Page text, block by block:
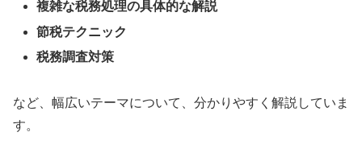
複雑な税務処理の具体的な解説
節税テクニック
税務調査対策
など、幅広いテーマについて、分かりやすく解説していま
す。